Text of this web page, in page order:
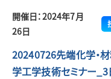
開催日：2024年7月
26日
20240726先端化学・
学工学技術セミナー_3